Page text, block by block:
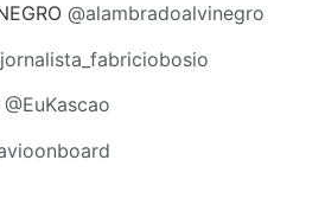
@alambradoalvinegro
@EuKascao